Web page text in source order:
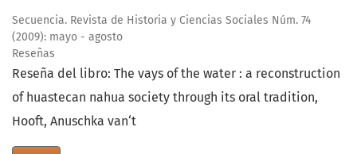
Secuencia. Revista de Historia y Ciencias Sociales Núm. 74
(2009): mayo - agosto
Reseñas
Reseña del libro: The vays of the water : a reconstruction
of huastecan nahua society through its oral tradition,
Hooft, Anuschka van‘t